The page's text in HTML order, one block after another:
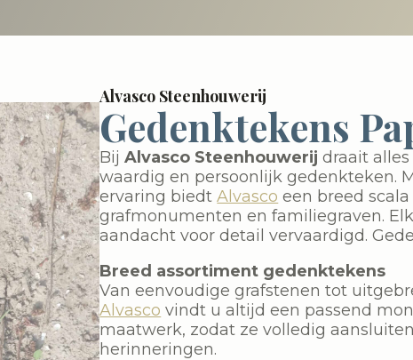
Alvasco Steenhouwerij
Gedenktekens
BijAlvasco Steenhouwerij draait
waardig en persoonlijk gedenkteken.
ervaring biedtAlvasco een breed
grafmonumenten en familiegraven.
aandacht voor detail vervaardigd.
Breed assortiment gedenktekens
Van eenvoudige grafstenen tot
Alvasco vindt u altijd een passend
maatwerk, zodat ze volledig
herinneringen.